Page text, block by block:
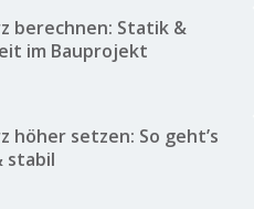
berechnen: Statik &
im Bauprojekt
höher setzen: So geht’s
stabil